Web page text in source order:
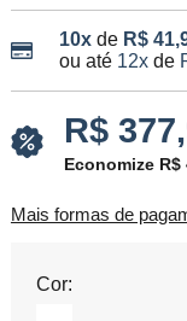
10xde R$
ou até 12xde
R$
Economize R$
Mais formas de
Cor: